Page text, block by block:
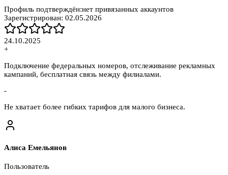
Профиль подтверждён:нет привязанных аккаунтов
Зарегистрирован: 02.05.2026
24.10.2025
+
Подключение федеральных номеров, отслеживание рекламных
кампаний, бесплатная связь между филиалами.
-
Не хватает более гибких тарифов для малого бизнеса.
Алиса Емельянов
Пользователь